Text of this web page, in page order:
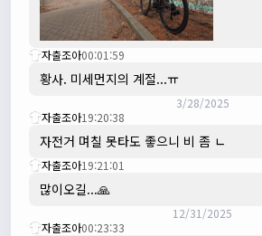
자출조아00:01:59
황사. 미세먼지의 계절...ㅠ
3/28/2025
자출조아19:20:38
자전거 며칠 못타도 좋으니 비 좀 ㄴ
자출조아19:21:01
많이오길...🙏
12/31/2025
자출조아00:23:33